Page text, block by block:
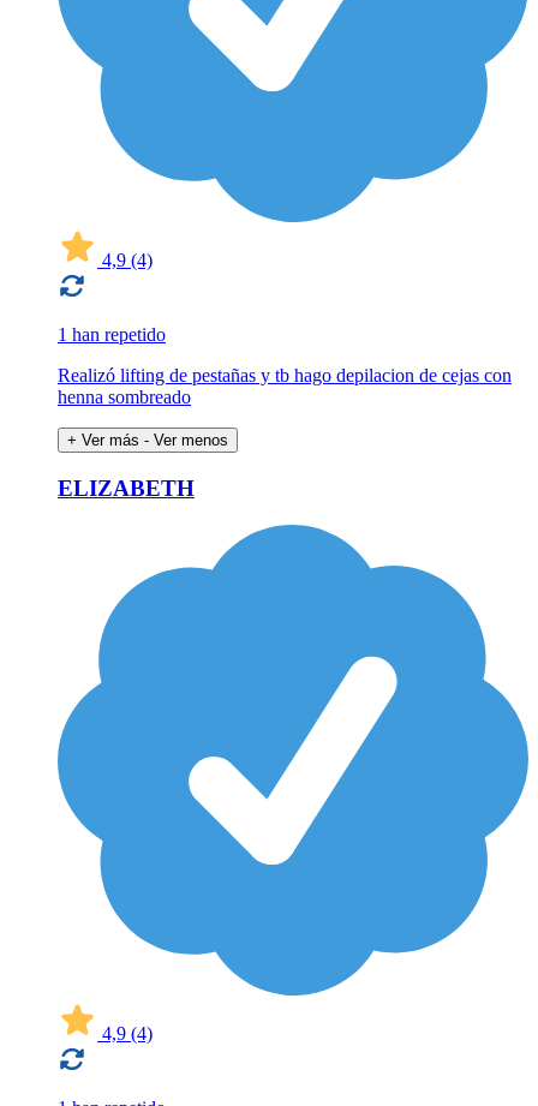
4,9 (4)
1 han repetido
Realizó lifting de pestañas y tb hago depilacion de cejas con
henna sombreado
+ Ver más - Ver menos
ELIZABETH
4,9 (4)